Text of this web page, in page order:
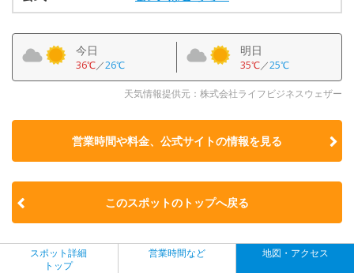
今日
36℃／26℃
明日
35℃／25℃
天気情報提供元：株式会社ライフビジネスウェザー
営業時間や料金、公式サイトの情報を見る
このスポットのトップへ戻る
スポット詳細
トップ
営業時間など 地図・アクセス